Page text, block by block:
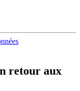
retour aux